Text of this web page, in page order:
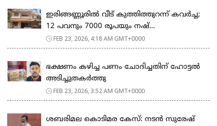
ഇരിങ്ങണ്ണൂരിൽ വീട് കുത്തിത്തുറന്ന് കവർച്ച;
12 പവനും 7000 രൂപയും നഷ്...
FEB 23, 2026, 4:18 AM GMT+0000
ഭക്ഷണം കഴിച്ച പണം ചോദിച്ചതിന് ഹോട്ടൽ
അടിച്ചുതകർത്തു
FEB 23, 2026, 3:52 AM GMT+0000
ശബരിമല കൊടിമര കേസ്: നടൻ സുരേഷ്